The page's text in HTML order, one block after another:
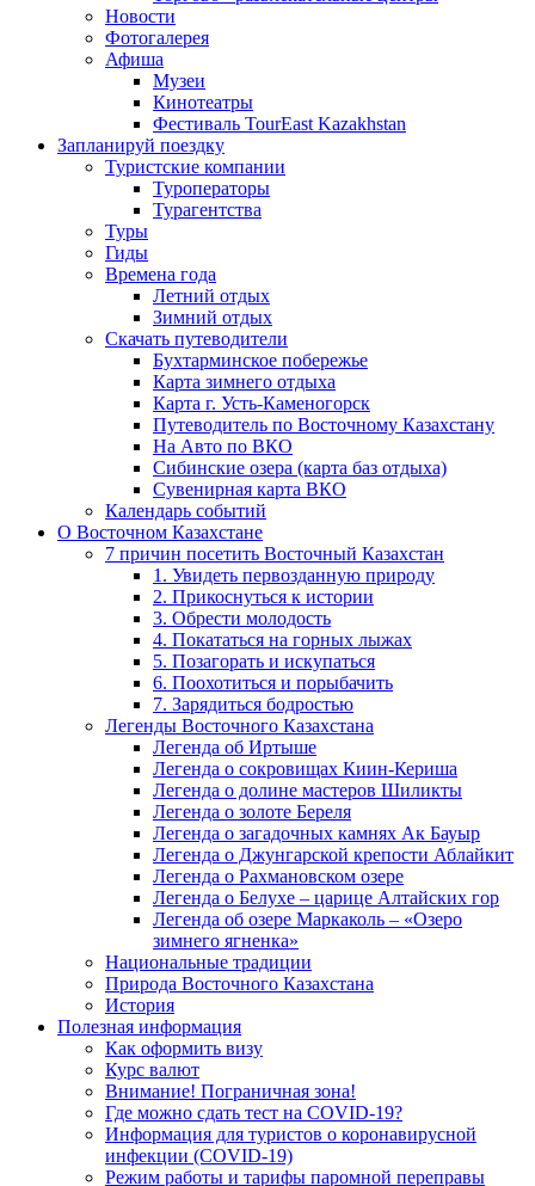
Новости
Фотогалерея
Афиша
Музеи
Кинотеатры
Фестиваль TourEast Kazakhstan
Запланируй поездку
Туристские компании
Туроператоры
Турагентства
Туры
Гиды
Времена года
Летний отдых
Зимний отдых
Скачать путеводители
Бухтарминское побережье
Карта зимнего отдыха
Карта г. Усть-Каменогорск
Путеводитель по Восточному Казахстану
На Авто по ВКО
Сибинские озера (карта баз отдыха)
Сувенирная карта ВКО
Календарь событий
О Восточном Казахстане
7 причин посетить Восточный Казахстан
1. Увидеть первозданную природу
2. Прикоснуться к истории
3. Обрести молодость
4. Покататься на горных лыжах
5. Позагорать и искупаться
6. Поохотиться и порыбачить
7. Зарядиться бодростью
Легенды Восточного Казахстана
Легенда об Иртыше
Легенда о сокровищах Киин-Кериша
Легенда о долине мастеров Шиликты
Легенда о золоте Береля
Легенда о загадочных камнях Ак Бауыр
Легенда о Джунгарской крепости Аблайкит
Легенда о Рахмановском озере
Легенда о Белухе – царице Алтайских гор
Легенда об озере Маркаколь – «Озеро
зимнего ягненка»
Национальные традиции
Природа Восточного Казахстана
История
Полезная информация
Как оформить визу
Курс валют
Внимание! Пограничная зона!
Где можно сдать тест на COVID-19?
Информация для туристов о коронавирусной
инфекции (COVID-19)
Режим работы и тарифы паромной переправы